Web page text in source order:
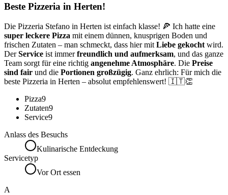
Beste Pizzeria in Herten!
Die Pizzeria Stefano in Herten ist einfach klasse! 🍕 Ich hatte eine
super leckere Pizza mit einem dünnen, knusprigen Boden und
frischen Zutaten – man schmeckt, dass hier mit Liebe gekocht wird.
DerService ist immerfreundlich und aufmerksam, und das ganze
Team sorgt für eine richtig angenehme Atmosphäre. Die Preise
sind fair und die Portionen großzügig. Ganz ehrlich: Für mich die
beste Pizzeria in Herten – absolut empfehlenswert! 🇮🇹👏
Pizza9
Zutaten9
Service9
Anlass des Besuchs
Kulinarische Entdeckung
Servicetyp
Vor Ort essen
A